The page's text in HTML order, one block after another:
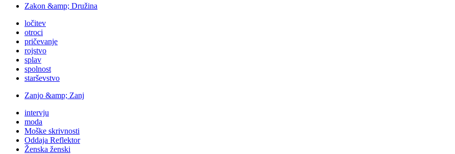
Zakon &amp; Družina
ločitev
otroci
pričevanje
rojstvo
splav
spolnost
starševstvo
Zanjo &amp; Zanj
intervju
moda
Moške skrivnosti
Oddaja Reflektor
Ženska ženski